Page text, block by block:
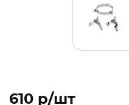
610 p/шт